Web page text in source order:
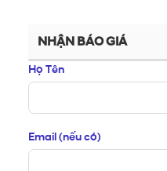
NHẬN BÁO GIÁ
Họ Tên
Email (nếu có)